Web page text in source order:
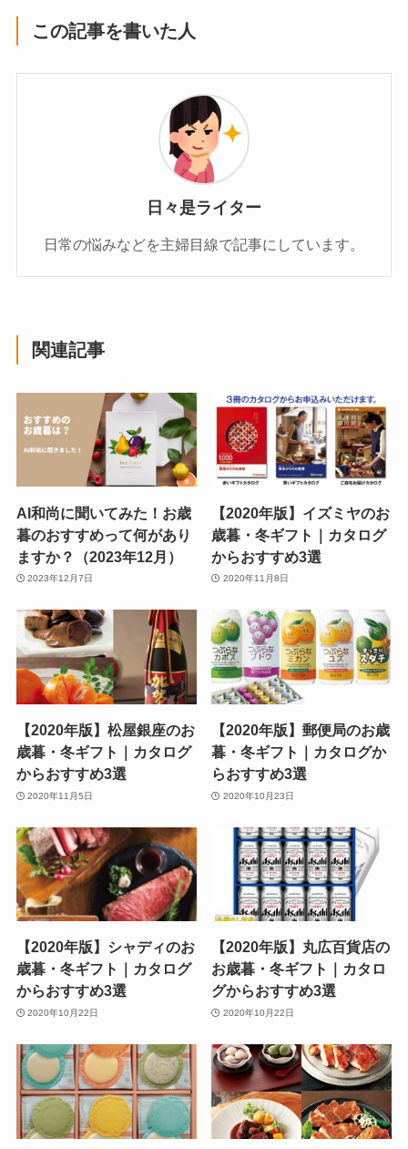
この記事を書いた人
日々是ライター
日常の悩みなどを主婦目線で記事にしています。
関連記事
AI和尚に聞いてみた！お歳
暮のおすすめって何があり
ますか？（2023年12月）
2023年12月7日
【2020年版】イズミヤのお
歳暮・冬ギフト｜カタログ
からおすすめ3選
2020年11月8日
【2020年版】松屋銀座のお
歳暮・冬ギフト｜カタログ
からおすすめ3選
2020年11月5日
【2020年版】郵便局のお歳
暮・冬ギフト｜カタログか
らおすすめ3選
2020年10月23日
【2020年版】シャディのお
歳暮・冬ギフト｜カタログ
からおすすめ3選
2020年10月22日
【2020年版】丸広百貨店の
お歳暮・冬ギフト｜カタロ
グからおすすめ3選
2020年10月22日